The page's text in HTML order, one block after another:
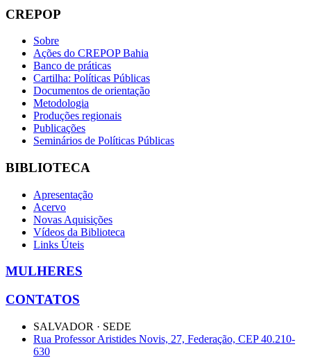
CREPOP
Sobre
Ações do CREPOP Bahia
Banco de práticas
Cartilha: Políticas Públicas
Documentos de orientação
Metodologia
Produções regionais
Publicações
Seminários de Políticas Públicas
BIBLIOTECA
Apresentação
Acervo
Novas Aquisições
Vídeos da Biblioteca
Links Úteis
MULHERES
CONTATOS
SALVADOR · SEDE
Rua Professor Aristides Novis, 27, Federação, CEP 40.210-
630